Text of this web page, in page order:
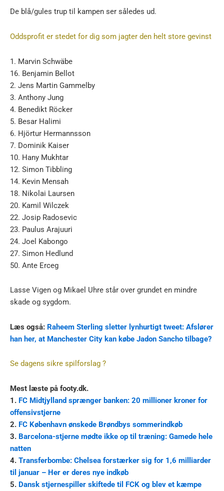
De blå/gules trup til kampen ser således ud.
Oddsprofit er stedet for dig som jagter den helt store gevinst
1. Marvin Schwäbe
16. Benjamin Bellot
2. Jens Martin Gammelby
3. Anthony Jung
4. Benedikt Röcker
5. Besar Halimi
6. Hjörtur Hermannsson
7. Dominik Kaiser
10. Hany Mukhtar
12. Simon Tibbling
14. Kevin Mensah
18. Nikolai Laursen
20. Kamil Wilczek
22. Josip Radosevic
23. Paulus Arajuuri
24. Joel Kabongo
27. Simon Hedlund
50. Ante Erceg
Lasse Vigen og Mikael Uhre står over grundet en mindre
skade og sygdom.
Læs også: Raheem Sterling sletter lynhurtigt tweet: Afslører
han her, at Manchester City kan købe Jadon Sancho tilbage?
Se dagens sikre spilforslag ?
Mest læste på footy.dk.
1. FC Midtjylland sprænger banken: 20 millioner kroner for
offensivstjerne
2. FC København ønskede Brøndbys sommerindkøb
3. Barcelona-stjerne mødte ikke op til træning: Gamede hele
natten
4. Transferbombe: Chelsea forstærker sig for 1,6 milliarder
til januar – Her er deres nye indkøb
5. Dansk stjernespiller skiftede til FCK og blev et kæmpe